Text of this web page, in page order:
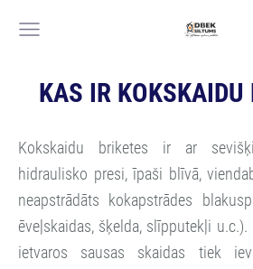
KAS IR KOKSKAIDU
Kokskaidu briketes ir ar
hidraulisko presi, īpaši blīvā,
neapstrādāts kokapstrādes
ēveļskaidas, šķelda, slīpputekļi u.c.).
ietvaros sausas skaidas tiek